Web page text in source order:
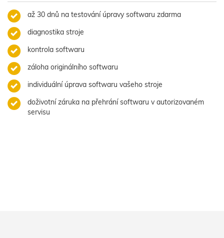
až 30 dnů na testování úpravy softwaru zdarma
diagnostika stroje
kontrola softwaru
záloha originálního softwaru
individuální úprava softwaru vašeho stroje
doživotní záruka na přehrání softwaru v autorizovaném
servisu